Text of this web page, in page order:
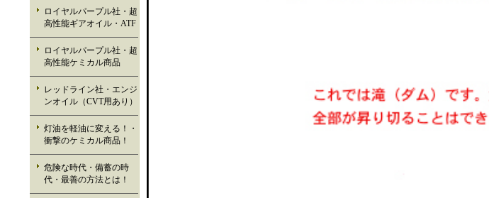
ロイヤルパープル社・超
高性能ギアオイル・ATF
ロイヤルパープル社・超
高性能ケミカル商品
レッドライン社・エンジ
ンオイル（CVT用あり）
灯油を軽油に変える！・
衝撃のケミカル商品！
危険な時代・備蓄の時
代・最善の方法とは！